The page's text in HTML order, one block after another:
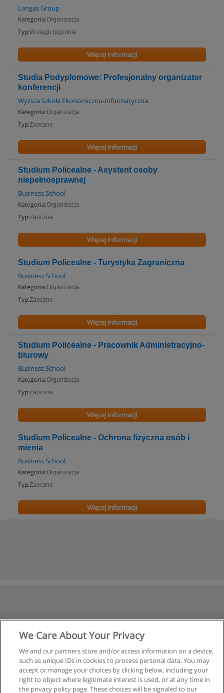
Langas Group
Kategoria:Organizacja
Typ:W ciągu tygodnia
Więcej informacji
Studia Podyplomowe: Profesjonalny organizator
konferencji
Wyższa Szkoła Ekonomiczno-Informatyczna
Kategoria:Organizacja
Typ:Zaoczne
Więcej informacji
Studium Policealne - Asystent osoby
niepełnosprawnej
Business School
Kategoria:Organizacja
Typ:Zaoczne
Więcej informacji
Studium Policealne - Turystyka Zagraniczna
Business School
Kategoria:Organizacja
Typ:Zaoczne
Więcej informacji
Studium Policealne - Pracownik Administracyjno-
biurowy
Business School
Kategoria:Organizacja
Typ:Zaoczne
Więcej informacji
Studium Policealne - Ochrona fizyczna osób i
mienia
Business School
Kategoria:Organizacja
Typ:Zaoczne
Więcej informacji
We Care About Your Privacy
We and our partners store and/or access information on a device,
such as unique IDs in cookies to process personal data. You may
accept or manage your choices by clicking below, including your
right to object where legitimate interest is used, or at any time in
the privacy policy page. These choices will be signaled to our